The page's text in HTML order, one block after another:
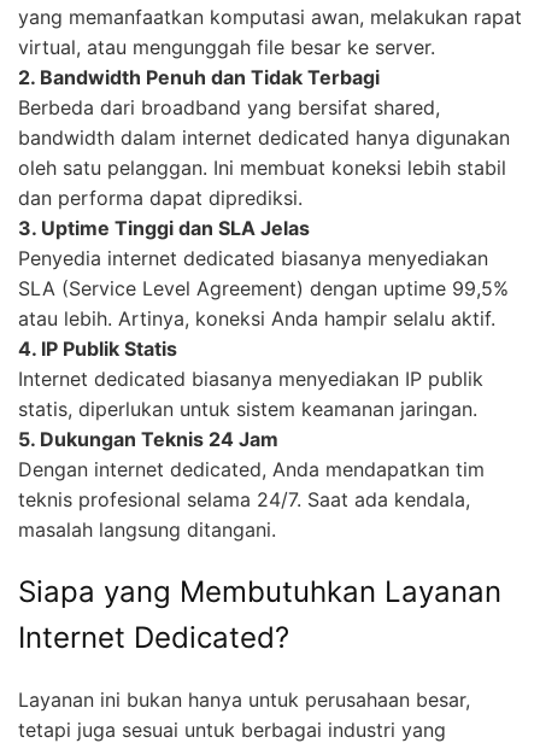
yang memanfaatkan komputasi awan, melakukan rapat
virtual, atau mengunggah file besar ke server.
2. Bandwidth Penuh dan Tidak Terbagi
Berbeda dari broadband yang bersifat shared,
bandwidth dalam internet dedicated hanya digunakan
oleh satu pelanggan. Ini membuat koneksi lebih stabil
dan performa dapat diprediksi.
3. Uptime Tinggi dan SLA Jelas
Penyedia internet dedicated biasanya menyediakan
SLA (Service Level Agreement) dengan uptime 99,5%
atau lebih. Artinya, koneksi Anda hampir selalu aktif.
4. IP Publik Statis
Internet dedicated biasanya menyediakan IP publik
statis, diperlukan untuk sistem keamanan jaringan.
5. Dukungan Teknis 24 Jam
Dengan internet dedicated, Anda mendapatkan tim
teknis profesional selama 24/7. Saat ada kendala,
masalah langsung ditangani.
Siapa yang Membutuhkan Layanan
Internet Dedicated?
Layanan ini bukan hanya untuk perusahaan besar,
tetapi juga sesuai untuk berbagai industri yang